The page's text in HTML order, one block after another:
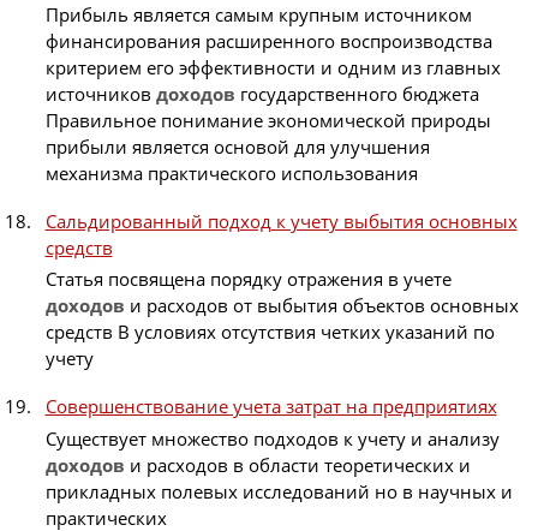
Прибыль является самым крупным источником
финансирования расширенного воспроизводства
критерием его эффективности и одним из главных
источников доходов государственного бюджета
Правильное понимание экономической природы
прибыли является основой для улучшения
механизма практического использования
Сальдированный подход к учету выбытия основных
средств
Статья посвящена порядку отражения в учете
доходов и расходов от выбытия объектов основных
средств В условиях отсутствия четких указаний по
учету
Совершенствование учета затрат на предприятиях
Существует множество подходов к учету и анализу
доходов и расходов в области теоретических и
прикладных полевых исследований но в научных и
практических